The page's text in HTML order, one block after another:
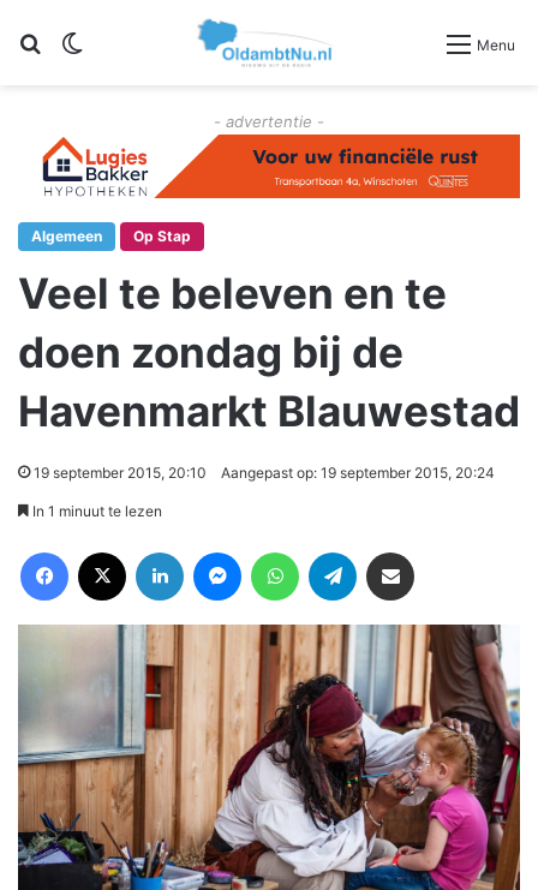
Zoeken Menu
- advertentie -
Algemeen Op Stap
Veel te beleven en te
doen zondag bij de
Havenmarkt Blauwestad
19 september 2015, 20:10 Aangepast op: 19 september 2015, 20:24
In 1 minuut te lezen